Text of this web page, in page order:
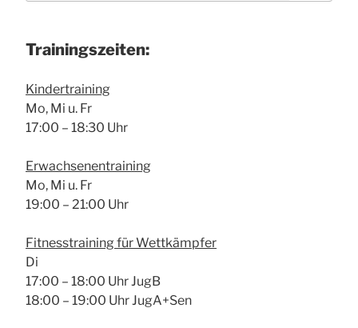
Trai­nings­zei­ten:
Kin­der­trai­ning
Mo, Mi u. Fr
17:00 – 18:30 Uhr
Erwach­se­nen­trai­ning
Mo, Mi u. Fr
19:00 – 21:00 Uhr
Fit­ness­trai­ning für Wett­kämp­fer
Di
17:00 – 18:00 Uhr JugB
18:00 – 19:00 Uhr JugA+Sen